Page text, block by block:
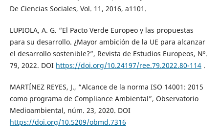
De Ciencias Sociales, Vol. 11, 2016, a1101.
LUPIOLA, A. G. “El Pacto Verde Europeo y las propuestas
para su desarrollo. ¿Mayor ambición de la UE para alcanzar
el desarrollo sostenible?”, Revista de Estudios Europeos, Nº.
79, 2022. DOI https://doi.org/10.24197/ree.79.2022.80-114.
MARTÍNEZ REYES, J., “Alcance de la norma ISO 14001: 2015
como programa de Compliance Ambiental”, Observatorio
Medioambiental, núm. 23, 2020. DOI
https://doi.org/10.5209/obmd.7316